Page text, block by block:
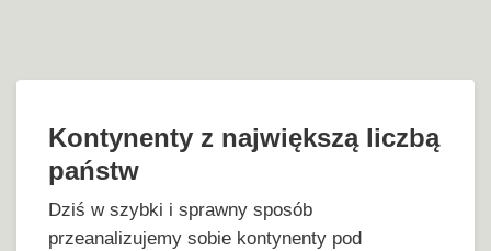
Kontynenty z największą liczbą
państw
Dziś w szybki i sprawny sposób
przeanalizujemy sobie kontynenty pod